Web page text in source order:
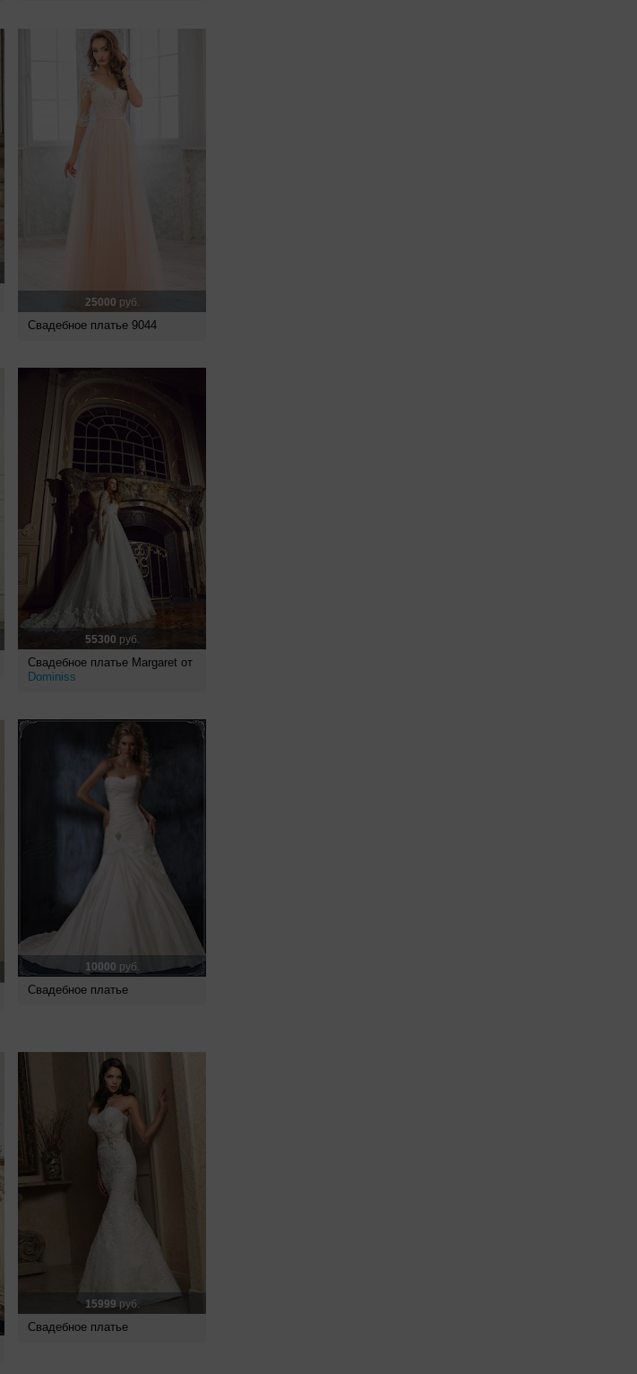
25000 руб.
Свадебное платье 9044
55300 руб.
Свадебное платье Margaret от
Dominiss
10000 руб.
Свадебное платье
15999 руб.
Свадебное платье